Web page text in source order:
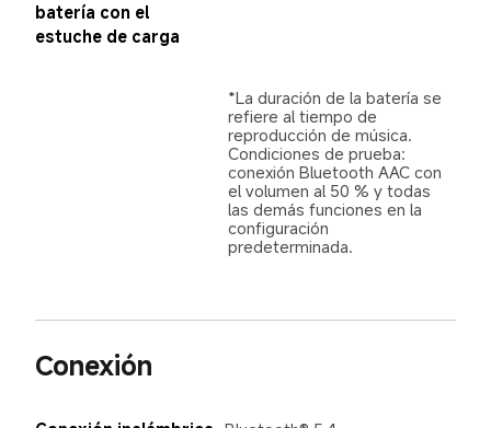
batería con el
estuche de carga
*La duración de la batería se
refiere al tiempo de
reproducción de música.
Condiciones de prueba:
conexión Bluetooth AAC con
el volumen al 50 % y todas
las demás funciones en la
configuración
predeterminada.
Conexión